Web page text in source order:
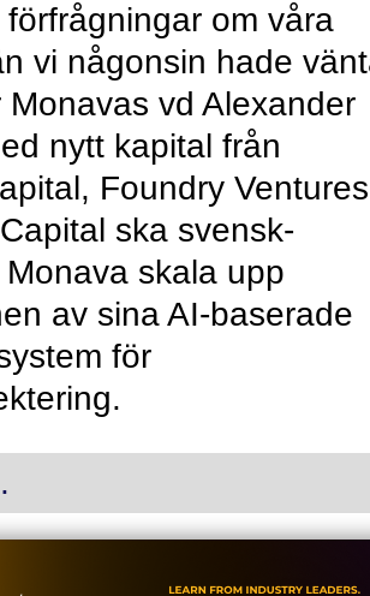
förfrågningar om våra
vi någonsin hade
Monavas vd Alexander
nytt kapital från
Foundry Ventures
ska svensk-
skala upp
av sina AI-baserade
för